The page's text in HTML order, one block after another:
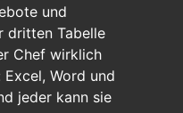
und
dritten Tabelle
Chef wirklich
Word und
jeder kann sie